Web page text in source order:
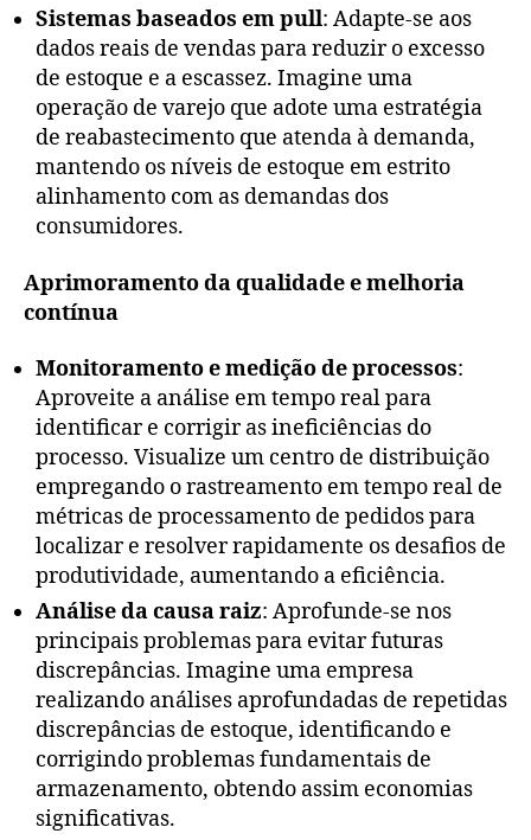
Sistemas baseados em pull: Adapte-se aos
dados reais de vendas para reduzir o excesso
de estoque e a escassez. Imagine uma
operação de varejo que adote uma estratégia
de reabastecimento que atenda à demanda,
mantendo os níveis de estoque em estrito
alinhamento com as demandas dos
consumidores.
Aprimoramento da qualidade e melhoria
contínua
Monitoramento e medição de processos:
Aproveite a análise em tempo real para
identificar e corrigir as ineficiências do
processo. Visualize um centro de distribuição
empregando o rastreamento em tempo real de
métricas de processamento de pedidos para
localizar e resolver rapidamente os desafios de
produtividade, aumentando a eficiência.
Análise da causa raiz: Aprofunde-se nos
principais problemas para evitar futuras
discrepâncias. Imagine uma empresa
realizando análises aprofundadas de repetidas
discrepâncias de estoque, identificando e
corrigindo problemas fundamentais de
armazenamento, obtendo assim economias
significativas.